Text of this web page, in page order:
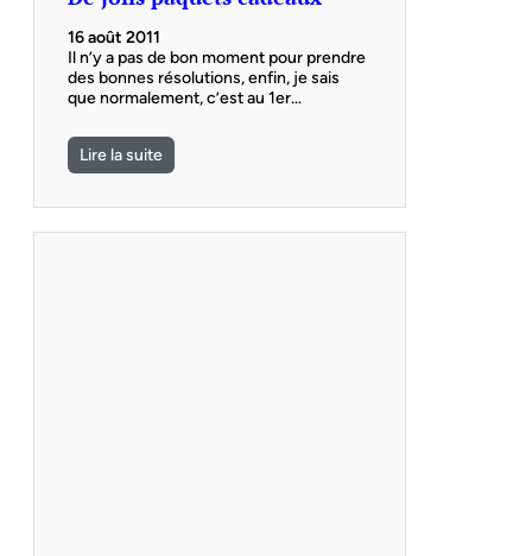
16 août 2011
Il n’y a pas de bon moment pour prendre
des bonnes résolutions, enfin, je sais
que normalement, c’est au 1er…
Lire la suite